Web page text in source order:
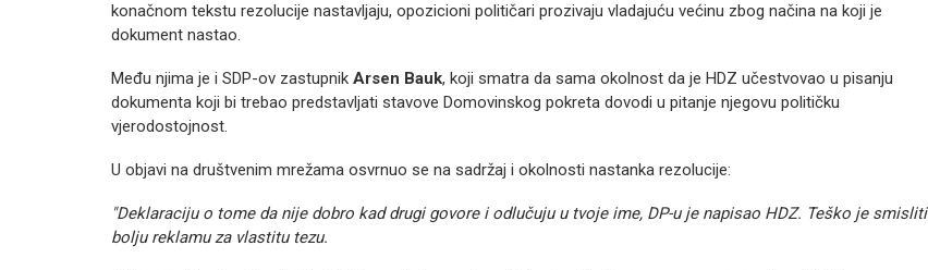
konačnom tekstu rezolucije nastavljaju, opozicioni političari prozivaju vladajuću većinu zbog načina na koji je
dokument nastao.
Među njima je i SDP-ov zastupnik Arsen Bauk, koji smatra da sama okolnost da je HDZ učestvovao u pisanju
dokumenta koji bi trebao predstavljati stavove Domovinskog pokreta dovodi u pitanje njegovu političku
vjerodostojnost.
U objavi na društvenim mrežama osvrnuo se na sadržaj i okolnosti nastanka rezolucije:
"Deklaraciju o tome da nije dobro kad drugi govore i odlučuju u tvoje ime, DP-u je napisao HDZ. Teško je smisliti
bolju reklamu za vlastitu tezu.